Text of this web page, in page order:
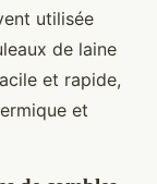
utilisée
de laine
et rapide,
et